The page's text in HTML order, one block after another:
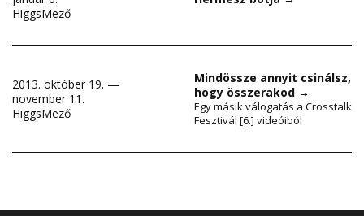
HiggsMező
2013. október 19. —
november 11.
HiggsMező
Mindössze annyit csinálsz,
hogy összerakod →
Egy másik válogatás a Crosstalk
Fesztivál [6.] videóiból